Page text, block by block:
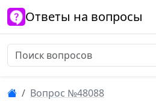
Ответы на вопросы
Вопрос №48088